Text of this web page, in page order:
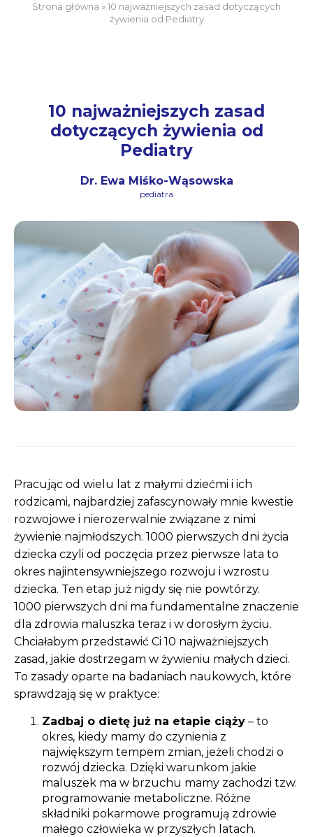
Strona główna »10 najważniejszych zasad dotyczących
żywienia od Pediatry
10 najważniejszych zasad
dotyczących żywienia od
Pediatry
Dr. Ewa Miśko-Wąsowska
pediatra
Pracując od wielu lat z małymi dziećmi i ich
rodzicami, najbardziej zafascynowały mnie kwestie
rozwojowe i nierozerwalnie związane z nimi
żywienie najmłodszych. 1000 pierwszych dni życia
dziecka czyli od poczęcia przez pierwsze lata to
okres najintensywniejszego rozwoju i wzrostu
dziecka. Ten etap już nigdy się nie powtórzy.
1000 pierwszych dni ma fundamentalne znaczenie
dla zdrowia maluszka teraz i w dorosłym życiu.
Chciałabym przedstawić Ci 10 najważniejszych
zasad, jakie dostrzegam w żywieniu małych dzieci.
To zasady oparte na badaniach naukowych, które
sprawdzają się w praktyce:
Zadbaj o dietę już na etapie ciąży – to
okres, kiedy mamy do czynienia z
największym tempem zmian, jeżeli chodzi o
rozwój dziecka. Dzięki warunkom jakie
maluszek ma w brzuchu mamy zachodzi tzw.
programowanie metaboliczne. Różne
składniki pokarmowe programują zdrowie
małego człowieka w przyszłych latach.